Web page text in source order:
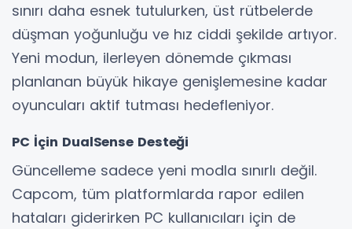
sınırı daha esnek tutulurken, üst rütbelerde
düşman yoğunluğu ve hız ciddi şekilde artıyor.
Yeni modun, ilerleyen dönemde çıkması
planlanan büyük hikaye genişlemesine kadar
oyuncuları aktif tutması hedefleniyor.
PC İçin DualSense Desteği
Güncelleme sadece yeni modla sınırlı değil.
Capcom, tüm platformlarda rapor edilen
hataları giderirken PC kullanıcıları için de